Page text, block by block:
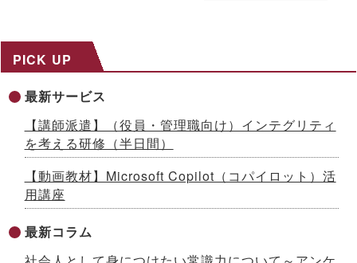
ペーンを開催 ～３日間29,800円の特別価格で公開講座を提供
イボート）」提供開始 ～先着100社限定キャンペーン実施中
2026.07.13
AI時代をリードする「ネオゼネラリスト」養成研修を開発 ～構
座開始
2026.07.10
「インソースグループ統合報告書2025」発行のお知らせ ～AI
時代の成長戦略を様々な観点で解説
成果が出るまで伴走する、Forward Deployed型コンサルタン
PICK UP
最新サービス
【講師派遣】（役員・管理職向け）インテグリティ
を考える研修（半日間）
【動画教材】Microsoft Copilot（コパイロット）活
用講座
最新コラム